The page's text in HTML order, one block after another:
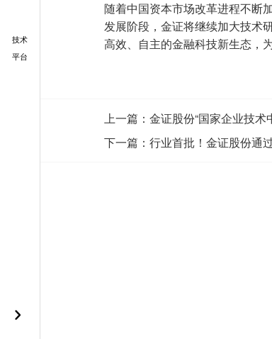
技术
平台
随着中国资本市场改革进程不断
发展阶段，金证将继续加大技术
高效、自主的金融科技新生态，
上一篇： 金证股份“国家企业技术
下一篇： 行业首批！金证股份通